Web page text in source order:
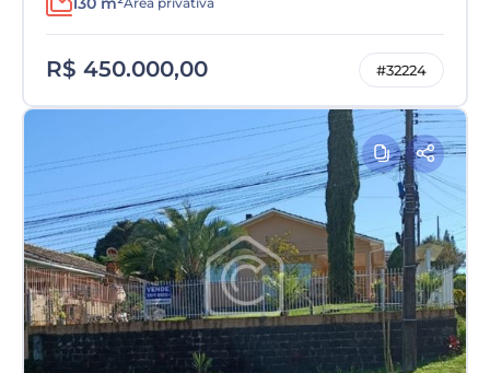
R$ 450.000,00 #32224